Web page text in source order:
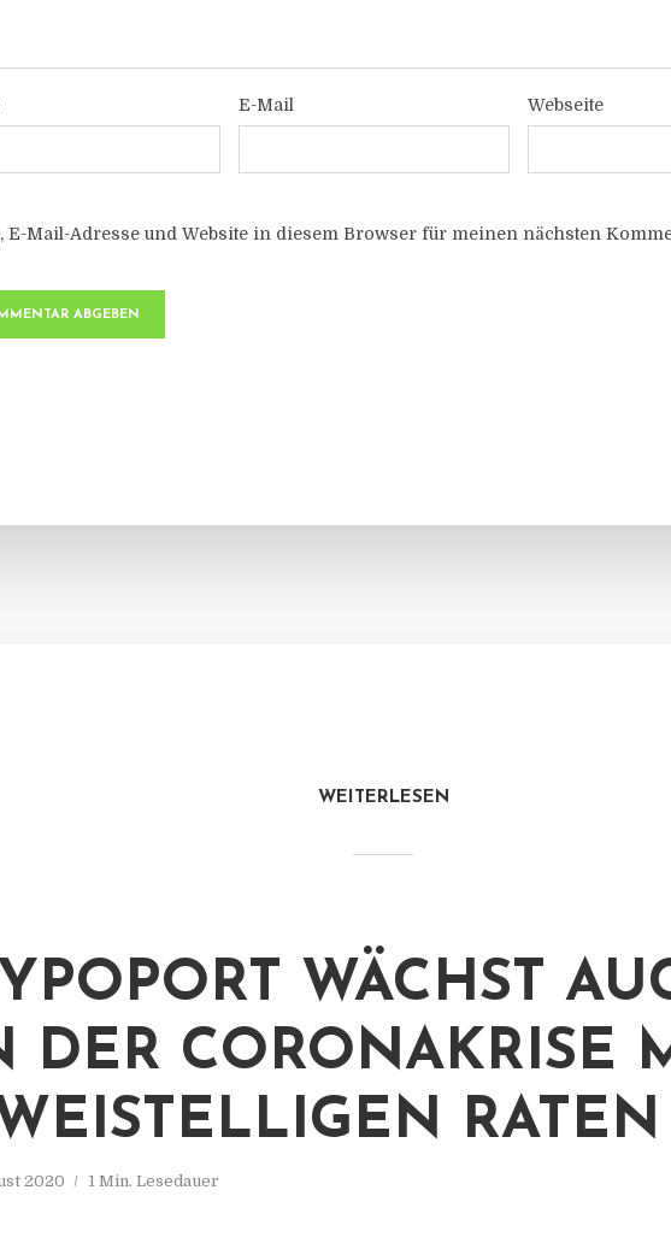
E-Mail Webseite
E-Mail-Adresse und Website in diesem Browser für meinen nächsten
WEITERLESEN
WÄCHST
DER CORONAKRISE
RATEN
2020 1 Min. Lesedauer